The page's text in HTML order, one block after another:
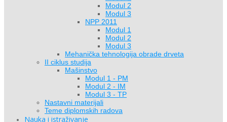
Modul 2
Modul 3
NPP 2011
Modul 1
Modul 2
Modul 3
Mehanička tehnologija obrade drveta
II ciklus studija
Mašinstvo
Modul 1 - PM
Modul 2 - IM
Modul 3 - TP
Nastavni materijali
Teme diplomskih radova
Nauka i istraživanje